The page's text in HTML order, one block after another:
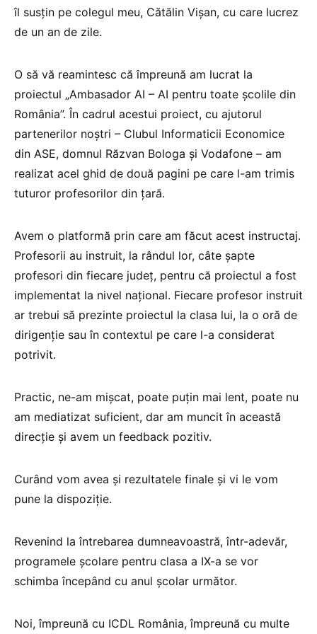
îl susțin pe colegul meu, Cătălin Vișan, cu care lucrez
de un an de zile.
O să vă reamintesc că împreună am lucrat la
proiectul „Ambasador AI – AI pentru toate școlile din
România”. În cadrul acestui proiect, cu ajutorul
partenerilor noștri – Clubul Informaticii Economice
din ASE, domnul Răzvan Bologa și Vodafone – am
realizat acel ghid de două pagini pe care l-am trimis
tuturor profesorilor din țară.
Avem o platformă prin care am făcut acest instructaj.
Profesorii au instruit, la rândul lor, câte șapte
profesori din fiecare județ, pentru că proiectul a fost
implementat la nivel național. Fiecare profesor instruit
ar trebui să prezinte proiectul la clasa lui, la o oră de
dirigenție sau în contextul pe care l-a considerat
potrivit.
Practic, ne-am mișcat, poate puțin mai lent, poate nu
am mediatizat suficient, dar am muncit în această
direcție și avem un feedback pozitiv.
Curând vom avea și rezultatele finale și vi le vom
pune la dispoziție.
Revenind la întrebarea dumneavoastră, într-adevăr,
programele școlare pentru clasa a IX-a se vor
schimba începând cu anul școlar următor.
Noi, împreună cu ICDL România, împreună cu multe